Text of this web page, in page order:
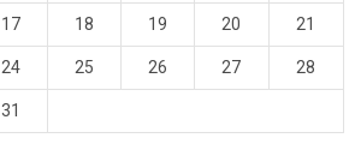
17 18 19 20 21
24 25 26 27 28
31